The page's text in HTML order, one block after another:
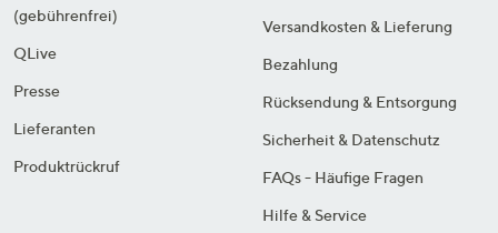
(gebührenfrei)
QLive
Presse
Lieferanten
Produktrückruf
Versandkosten & Lieferung
Bezahlung
Rücksendung & Entsorgung
Sicherheit & Datenschutz
FAQs - Häufige Fragen
Hilfe & Service